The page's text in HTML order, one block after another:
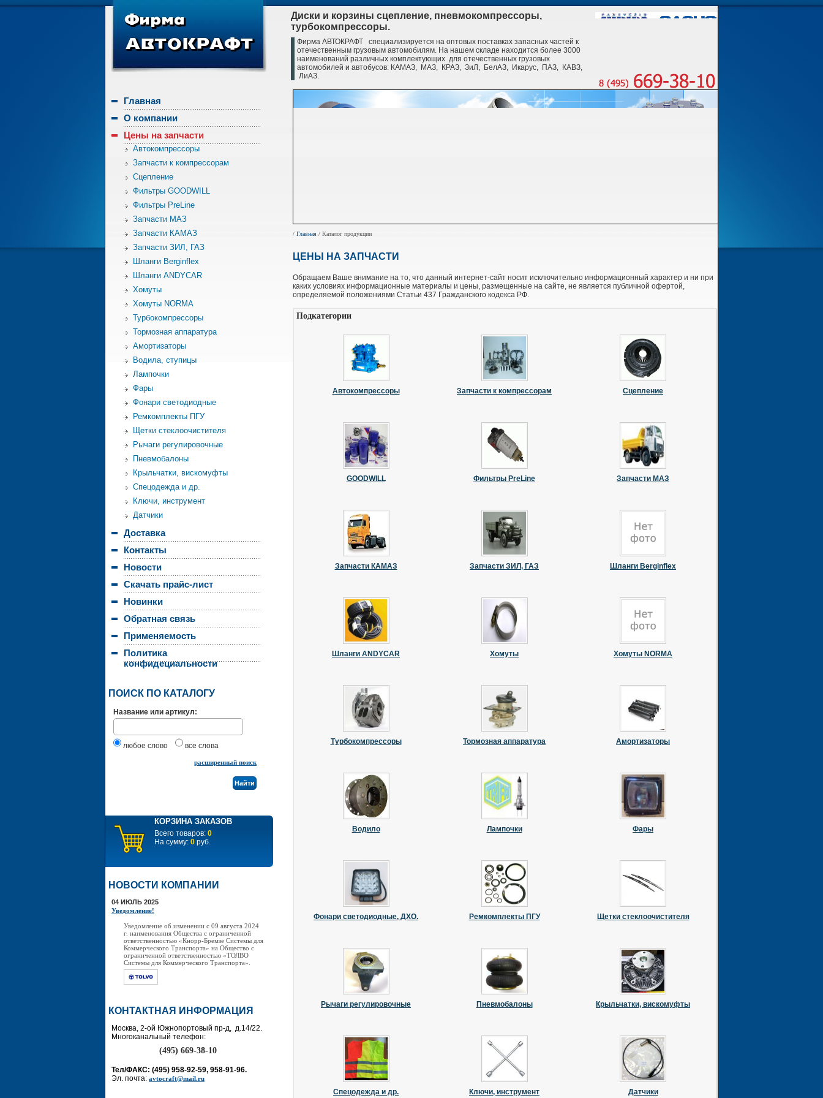
Диски и корзины сцепление, пневмокомпрессоры,
турбокомпрессоры.
Фирма АВТОКРАФТ специализируется на оптовых поставках запасных частей к
отечественным грузовым автомобилям. На нашем складе находится более 3000
наименований различных комплектующих для отечественных грузовых
автомобилей и автобусов: КАМАЗ, МАЗ, КРАЗ, ЗиЛ, БелАЗ, Икарус, ПАЗ, КАВЗ,
ЛиАЗ.
Главная
О компании
Цены на запчасти
Автокомпрессоры
Запчасти к компрессорам
Сцепление
Фильтры GOODWILL
Фильтры PreLine
Запчасти МАЗ
Запчасти КАМАЗ
Запчасти ЗИЛ, ГАЗ
Шланги Berginflex
Шланги ANDYCAR
Хомуты
Хомуты NORMA
Турбокомпрессоры
Тормозная аппаратура
Амортизаторы
Водила, ступицы
Лампочки
Фары
Фонари светодиодные
Ремкомплекты ПГУ
Щетки стеклоочистителя
Рычаги регулировочные
Пневмобалоны
Крыльчатки, вискомуфты
Спецодежда и др.
Ключи, инструмент
Датчики
Доставка
Контакты
Новости
Скачать прайс-лист
Новинки
Обратная связь
Применяемость
Политика
конфидециальности
ПОИСК ПО КАТАЛОГУ
Название или артикул:
любое слово все слова
расширенный поиск
КОРЗИНА ЗАКАЗОВ
Всего товаров: 0
На сумму: 0 руб.
НОВОСТИ КОМПАНИИ
04 ИЮЛЬ 2025
Уведомление!
Уведомление об изменении с 09 августа 2024
г. наименования Общества с ограниченной
ответственностью «Кнорр-Бремзе Системы для
Коммерческого Транспорта» на Общество с
ограниченной ответственностью «ТОЛВО
Системы для Коммерческого Транспорта».
КОНТАКТНАЯ ИНФОРМАЦИЯ
Москва, 2-ой Южнопортовый пр-д, д.14/22.
Многоканальный телефон:
(495) 669-38-10
Тел/ФАКС: (495) 958-92-59, 958-91-96.
Эл. почта: avtocraft@mail.ru
/ Главная / Каталог продукции
ЦЕНЫ НА ЗАПЧАСТИ
Обращаем Ваше внимание на то, что данный интернет-сайт носит исключительно информационный характер и ни при
каких условиях информационные материалы и цены, размещенные на сайте, не является публичной офертой,
определяемой положениями Статьи 437 Гражданского кодекса РФ.
Подкатегории
Автокомпрессоры Запчасти к компрессорам Сцепление
GOODWILL Фильтры PreLine Запчасти МАЗ
Запчасти КАМАЗ Запчасти ЗИЛ, ГАЗ Шланги Berginflex
Шланги ANDYCAR Хомуты Хомуты NORMA
Турбокомпрессоры Тормозная аппаратура Амортизаторы
Водило Лампочки Фары
Фонари светодиодные, ДХО. Ремкомплекты ПГУ Щетки стеклоочистителя
Рычаги регулировочные Пневмобалоны Крыльчатки, вискомуфты
Спецодежда и др. Ключи, инструмент Датчики